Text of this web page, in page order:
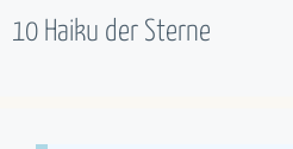
10 Haiku der Sterne